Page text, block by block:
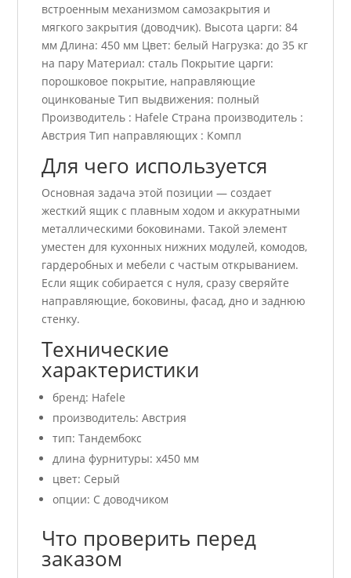
встроенным механизмом самозакрытия и
мягкого закрытия (доводчик). Высота царги: 84
мм Длина: 450 мм Цвет: белый Нагрузка: до 35 кг
на пару Материал: сталь Покрытие царги:
порошковое покрытие, направляющие
оцинкованые Тип выдвижения: полный
Производитель : Hafele Страна производитель :
Австрия Тип направляющих : Компл
Для чего используется
Основная задача этой позиции — создает
жесткий ящик с плавным ходом и аккуратными
металлическими боковинами. Такой элемент
уместен для кухонных нижних модулей, комодов,
гардеробных и мебели с частым открыванием.
Если ящик собирается с нуля, сразу сверяйте
направляющие, боковины, фасад, дно и заднюю
стенку.
Технические
характеристики
бренд: Hafele
производитель: Австрия
тип: Тандембокс
длина фурнитуры: x450 мм
цвет: Серый
опции: С доводчиком
Что проверить перед
заказом